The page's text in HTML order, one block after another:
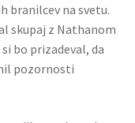
branilcev na svetu.
skupaj z Nathanom
bo prizadeval, da
pozornosti